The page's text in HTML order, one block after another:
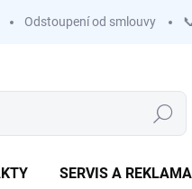
Odstoupení od smlouvy
Hledat
SERVIS A